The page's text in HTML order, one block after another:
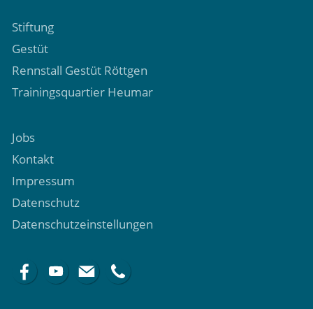
Stiftung
Gestüt
Rennstall Gestüt Röttgen
Trainingsquartier Heumar
Jobs
Kontakt
Impressum
Datenschutz
Datenschutzeinstellungen